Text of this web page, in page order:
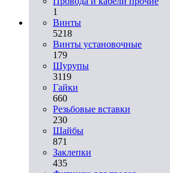
1
Винты
5218
Винты установочные
179
Шурупы
3119
Гайки
660
Резьбовые вставки
230
Шайбы
871
Заклепки
435